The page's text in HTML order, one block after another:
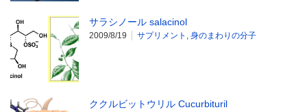
サラシノール salacinol
2009/8/19 サプリメント , 身のまわりの分子
ククルビットウリル Cucurbituril